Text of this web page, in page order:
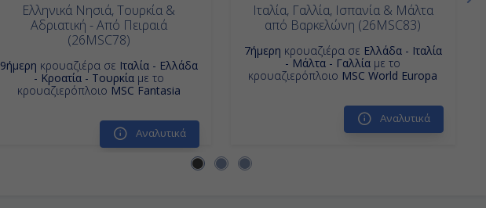
Ελληνικά Νησιά, Τουρκία &
Αδριατική - Από Πειραιά
(26MSC78)
9ήμερη κρουαζιέρα σε Ιταλία - Ελλάδα
- Κροατία - Τουρκίαμε το
κρουαζιερόπλοιο MSC Fantasia
Αναλυτικά
Ιταλία, Γαλλία, Ισπανία & Μάλτα
από Βαρκελώνη (26MSC83)
7ήμερη κρουαζιέρα σε Ελλάδα - Ιταλία
- Μάλτα - Γαλλία με το
κρουαζιερόπλοιο MSC World Europa
Αναλυτικά